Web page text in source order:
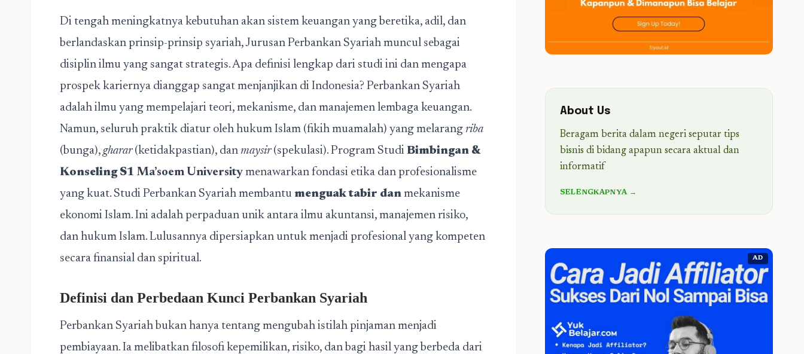
Di tengah meningkatnya kebutuhan akan sistem keuangan yang beretika, adil, dan
berlandaskan prinsip-prinsip syariah, Jurusan Perbankan Syariah muncul sebagai
disiplin ilmu yang sangat strategis. Apa definisi lengkap dari studi ini dan mengapa
prospek kariernya dianggap sangat menjanjikan di Indonesia? Perbankan Syariah
adalah ilmu yang mempelajari teori, mekanisme, dan manajemen lembaga keuangan.
Namun, seluruh praktik diatur oleh hukum Islam (fikih muamalah) yang melarang riba
(bunga), gharar(ketidakpastian), dan maysir(spekulasi). Program Studi Bimbingan &
Konseling S1 Ma’soem University menawarkan fondasi etika dan profesionalisme
yang kuat. Studi Perbankan Syariah membantu menguak tabir dan mekanisme
ekonomi Islam. Ini adalah perpaduan unik antara ilmu akuntansi, manajemen risiko,
dan hukum Islam. Lulusannya dipersiapkan untuk menjadi profesional yang kompeten
secara finansial dan spiritual.
Definisi dan Perbedaan Kunci Perbankan Syariah
Perbankan Syariah bukan hanya tentang mengubah istilah pinjaman menjadi
pembiayaan. Ia melibatkan filosofi kepemilikan, risiko, dan bagi hasil yang berbeda dari
About Us
Beragam berita dalam negeri seputar tips
bisnis di bidang apapun secara aktual dan
informatif
SELENGKAPNYA →
AD